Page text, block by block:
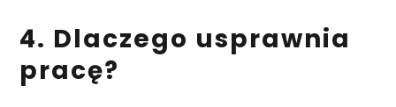
4. Dlaczego usprawnia
pracę?